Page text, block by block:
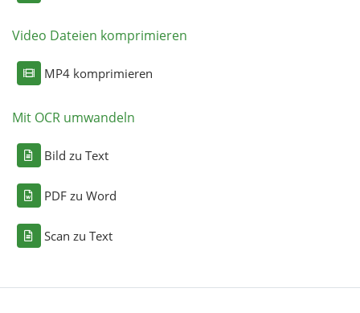
Video Dateien komprimieren
MP4 komprimieren
Mit OCR umwandeln
Bild zu Text
PDF zu Word
Scan zu Text